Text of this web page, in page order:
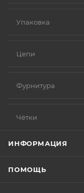
Упаковка
Цепи
Фурнитура
Чётки
ИНФОРМАЦИЯ
ПОМОЩЬ